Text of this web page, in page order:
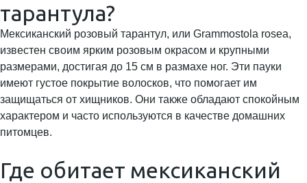
тарантула?
Мексиканский розовый тарантул, или Grammostola rosea,
известен своим ярким розовым окрасом и крупными
размерами, достигая до 15 см в размахе ног. Эти пауки
имеют густое покрытие волосков, что помогает им
защищаться от хищников. Они также обладают спокойным
характером и часто используются в качестве домашних
питомцев.
Где обитает мексиканский